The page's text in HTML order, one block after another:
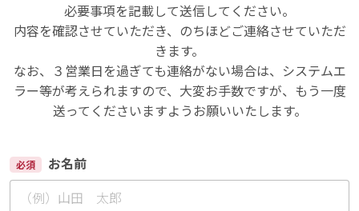
必要事項を記載して送信してください。
内容を確認させていただき、のちほどご連絡させていただ
きます。
なお、３営業日を過ぎても連絡がない場合は、システムエ
ラー等が考えられますので、大変お手数ですが、もう一度
送ってくださいますようお願いいたします。
必須 お名前